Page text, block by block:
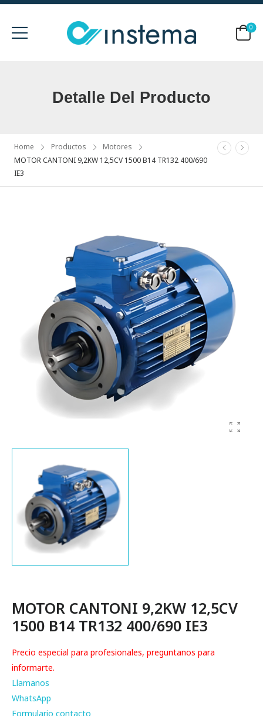
0
Detalle Del Producto
Home Productos
Motores
MOTOR CANTONI 9,2KW 12,5CV 1500 B14 TR132 400/690
IE3
MOTOR CANTONI 9,2KW 12,5CV
1500 B14 TR132 400/690 IE3
Precio especial para profesionales, preguntanos para
informarte.
Llamanos
WhatsApp
Formulario contacto